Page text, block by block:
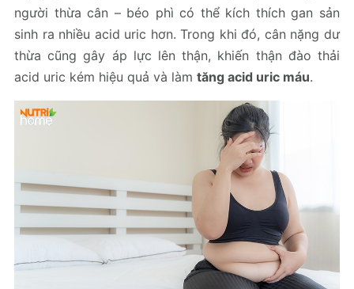
người thừa cân – béo phì có thể kích thích gan sản
sinh ra nhiều acid uric hơn. Trong khi đó, cân nặng dư
thừa cũng gây áp lực lên thận, khiến thận đào thải
acid uric kém hiệu quả và làm tăng acid uric máu.